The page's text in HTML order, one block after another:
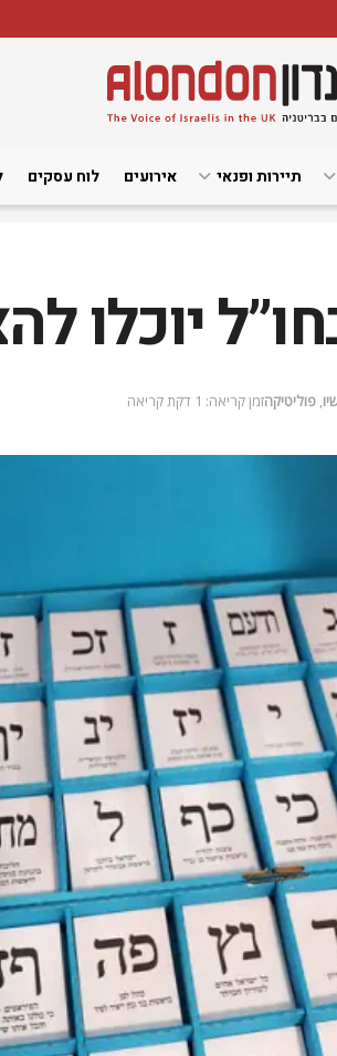
תיירות ופנאי אירועים לוח עסקים
יוכלו
, פוליטיקהזמן קריאה: 1 דקת קריאה